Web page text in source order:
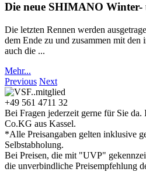
Die neue SHIMANO
Die letzten Rennen werden
dem Ende zu und zusammen mit den
auch die ...
Mehr...
Previous Next
+49 561 4711 32
Bei Fragen jederzeit gerne für Sie
Co.KG aus Kassel.
*Alle Preisangaben gelten inklusive
Selbstabholung.
Bei Preisen, die mit "UVP"
die unverbindliche Preisempfehlung